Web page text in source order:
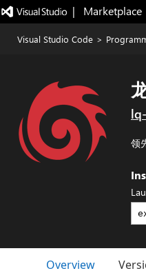
|   Marketplace
Visual Studio Code >
领
Overview